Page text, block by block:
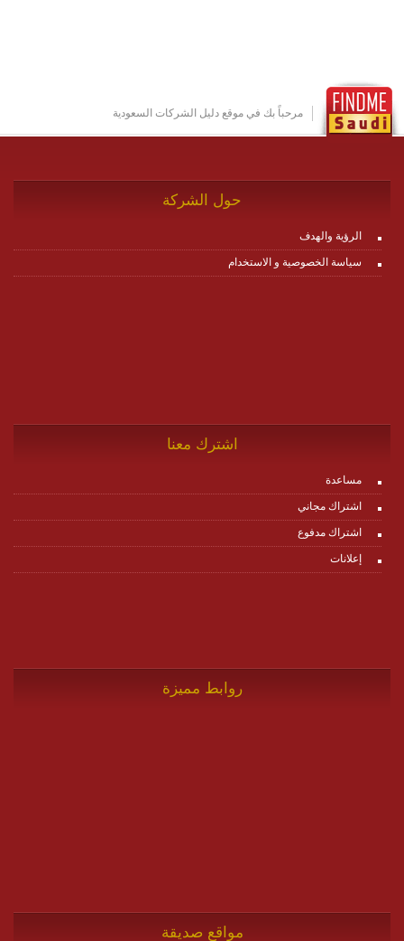
http://www.plutosms.com/zagel
مرحباً بك في موقع دليل الشركات السعودية
حول الشركة
الرؤية والهدف
سياسة الخصوصية و الاستخدام
اشترك معنا
مساعدة
اشتراك مجاني
اشتراك مدفوع
إعلانات
روابط مميزة
مواقع صديقة